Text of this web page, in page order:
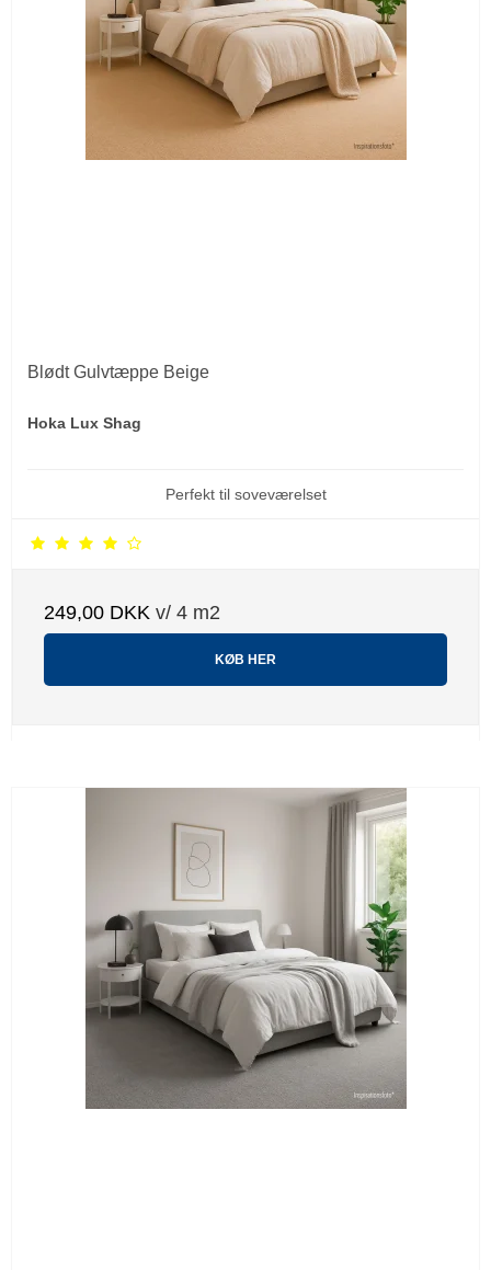
Blødt Gulvtæppe Beige
Hoka Lux Shag
Perfekt til soveværelset
249,00 DKK v/ 4 m2
KØB HER